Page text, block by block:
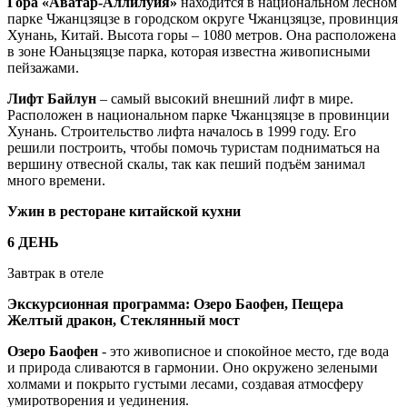
парке Чжанцзяцзе в городском округе Чжанцзяцзе, провинция
Хунань, Китай. Высота горы – 1080 метров. Она расположена
в зоне Юаньцзяцзе парка, которая известна живописными
пейзажами.
Лифт Байлун – самый высокий внешний лифт в мире.
Расположен в национальном парке Чжанцзяцзе в провинции
Хунань. Строительство лифта началось в 1999 году. Его
решили построить, чтобы помочь туристам подниматься на
вершину отвесной скалы, так как пеший подъём занимал
много времени.
Ужин в ресторане китайской кухни
6 ДЕНЬ
Завтрак в отеле
Экскурсионная программа: Озеро Баофен, Пещера
Желтый дракон, Стеклянный мост
Озеро Баофен - это живописное и спокойное место, где вода
и природа сливаются в гармонии. Оно окружено зелеными
холмами и покрыто густыми лесами, создавая атмосферу
умиротворения и уединения.